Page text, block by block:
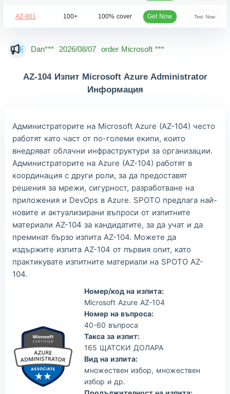
AZ-801 100+ 100% cover Get Now Test Now
Owe*** 2026/08/07 order Microsoft ***
2026/08/07 order Microsoft ***
Wil*** 2026/08/07 order Microsoft ***
Luc*** 2026/08/07 order Microsoft ***
Mas*** 2026/08/07 order Microsoft ***
AZ-104 Изпит Microsoft Azure Administrator
Информация
Администраторите на Microsoft Azure (AZ-104) често
работят като част от по-големи екипи, които
внедряват облачни инфраструктури за организации.
Администраторите на Azure (AZ-104) работят в
координация с други роли, за да предоставят
решения за мрежи, сигурност, разработване на
приложения и DevOps в Azure. SPOTO предлага най-
новите и актуализирани въпроси от изпитните
материали AZ-104 за кандидатите, за да учат и да
преминат бързо изпита AZ-104. Можете да
издържите изпита AZ-104 от първия опит, като
практикувате изпитните материали на SPOTO AZ-
104.
Номер/код на изпита:
Microsoft Azure AZ-104
Номер на въпроса:
40-60 въпроса
Такса за изпит:
165 ЩАТСКИ ДОЛАРА
Вид на изпита:
множествен избор, множествен
избор и др.